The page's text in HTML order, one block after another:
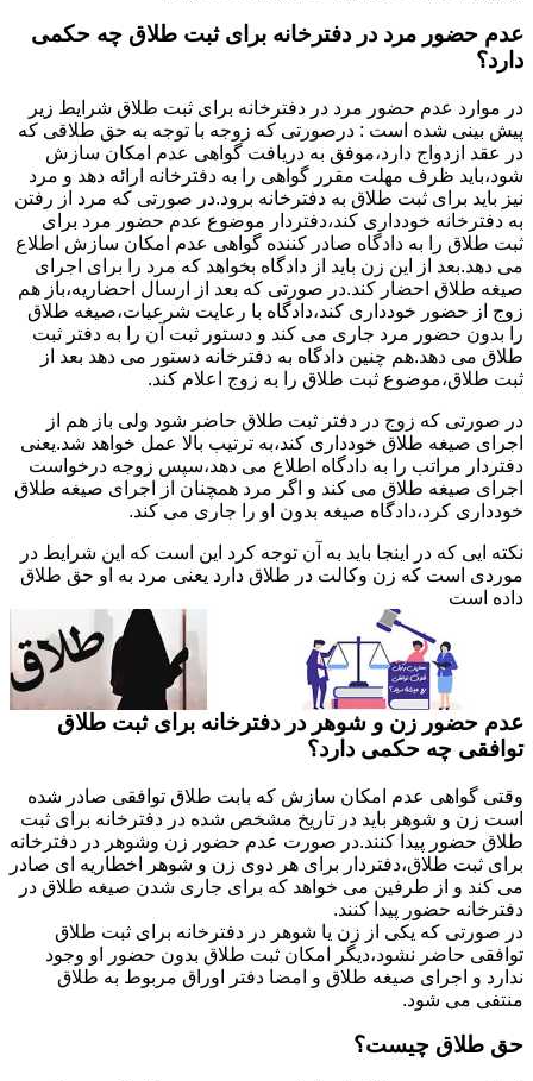
عدم حضور مرد در دفترخانه برای ثبت طلاق چه حکمی
دارد؟
در موارد عدم حضور مرد در دفترخانه برای ثبت طلاق شرایط زیر
پیش بینی شده است : درصورتی که زوجه با توجه به حق طلاقی که
در عقد ازدواج دارد،موفق به دریافت گواهی عدم امکان سازش
شود،باید ظرف مهلت مقرر گواهی را به دفترخانه ارائه دهد و مرد
نیز باید برای ثبت طلاق به دفترخانه برود.در صورتی که مرد از رفتن
به دفترخانه خودداری کند،دفتردار موضوع عدم حضور مرد برای
ثبت طلاق را به دادگاه صادر کننده گواهی عدم امکان سازش اطلاع
می دهد.بعد از این زن باید از دادگاه بخواهد که مرد را برای اجرای
صیغه طلاق احضار کند.در صورتی که بعد از ارسال احضاریه،باز هم
زوج از حضور خودداری کند،دادگاه با رعایت شرعیات،صیغه طلاق
را بدون حضور مرد جاری می کند و دستور ثبت آن را به دفتر ثبت
طلاق می دهد.هم چنین دادگاه به دفترخانه دستور می دهد بعد از
ثبت طلاق،موضوع ثبت طلاق را به زوج اعلام کند.
در صورتی که زوج در دفتر ثبت طلاق حاضر شود ولی باز هم از
اجرای صیغه طلاق خودداری کند،به ترتیب بالا عمل خواهد شد.یعنی
دفتردار مراتب را به دادگاه اطلاع می دهد،سپس زوجه درخواست
اجرای صیغه طلاق می کند و اگر مرد همچنان از اجرای صیغه طلاق
خودداری کرد،دادگاه صیغه بدون او را جاری می کند.
نکته ایی که در اینجا باید به آن توجه کرد این است که این شرایط در
موردی است که زن وکالت در طلاق دارد یعنی مرد به او حق طلاق
داده است
عدم حضور زن و شوهر در دفترخانه برای ثبت طلاق
توافقی چه حکمی دارد؟
وقتی گواهی عدم امکان سازش که بابت طلاق توافقی صادر شده
است زن و شوهر باید در تاریخ مشخص شده در دفترخانه برای ثبت
طلاق حضور پیدا کنند.در صورت عدم حضور زن وشوهر در دفترخانه
برای ثبت طلاق،دفتردار برای هر دوی زن و شوهر اخطاریه ای صادر
می کند و از طرفین می خواهد که برای جاری شدن صیغه طلاق در
دفترخانه حضور پیدا کنند.
در صورتی که یکی از زن یا شوهر در دفترخانه برای ثبت طلاق
توافقی حاضر نشود،دیگر امکان ثبت طلاق بدون حضور او وجود
ندارد و اجرای صیغه طلاق و امضا دفتر اوراق مربوط به طلاق
منتفی می شود.
حق طلاق چیست؟